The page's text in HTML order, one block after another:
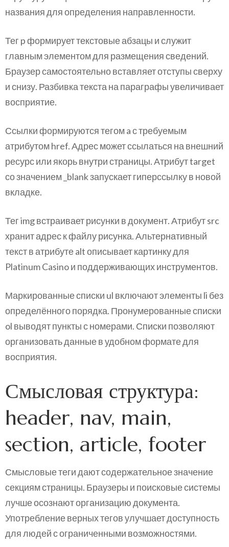
названия для определения направленности.
Тег p формирует текстовые абзацы и служит
главным элементом для размещения сведений.
Браузер самостоятельно вставляет отступы сверху
и снизу. Разбивка текста на параграфы увеличивает
восприятие.
Ссылки формируются тегом a с требуемым
атрибутом href. Адрес может ссылаться на внешний
ресурс или якорь внутри страницы. Атрибут target
со значением _blank запускает гиперссылку в новой
вкладке.
Тег img встраивает рисунки в документ. Атрибут src
хранит адрес к файлу рисунка. Альтернативный
текст в атрибуте alt описывает картинку для
Platinum Casino и поддерживающих инструментов.
Маркированные списки ul включают элементы li без
определённого порядка. Пронумерованные списки
ol выводят пункты с номерами. Списки позволяют
организовать данные в удобном формате для
восприятия.
Смысловая структура:
header, nav, main,
section, article, footer
Смысловые теги дают содержательное значение
секциям страницы. Браузеры и поисковые системы
лучше осознают организацию документа.
Употребление верных тегов улучшает доступность
для людей с ограниченными возможностями.